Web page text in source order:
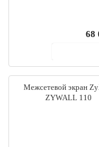
68
Межсетевой экран
ZYWALL 110